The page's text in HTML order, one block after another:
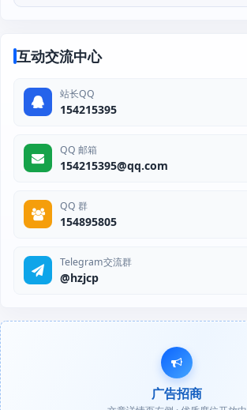
互动交流中心
站长QQ
154215395
QQ 邮箱
154215395@qq.com
QQ 群
154895805
Telegram交流群
@hzjcp
广告招商